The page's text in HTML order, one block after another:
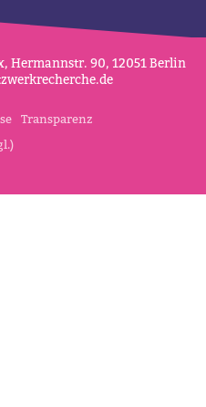
Her­mannstr. 90, 12051 Berlin
Transparenz